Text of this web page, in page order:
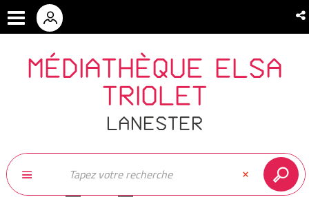
MÉDIATHÈQUE ELSA
TRIOLET
LANESTER